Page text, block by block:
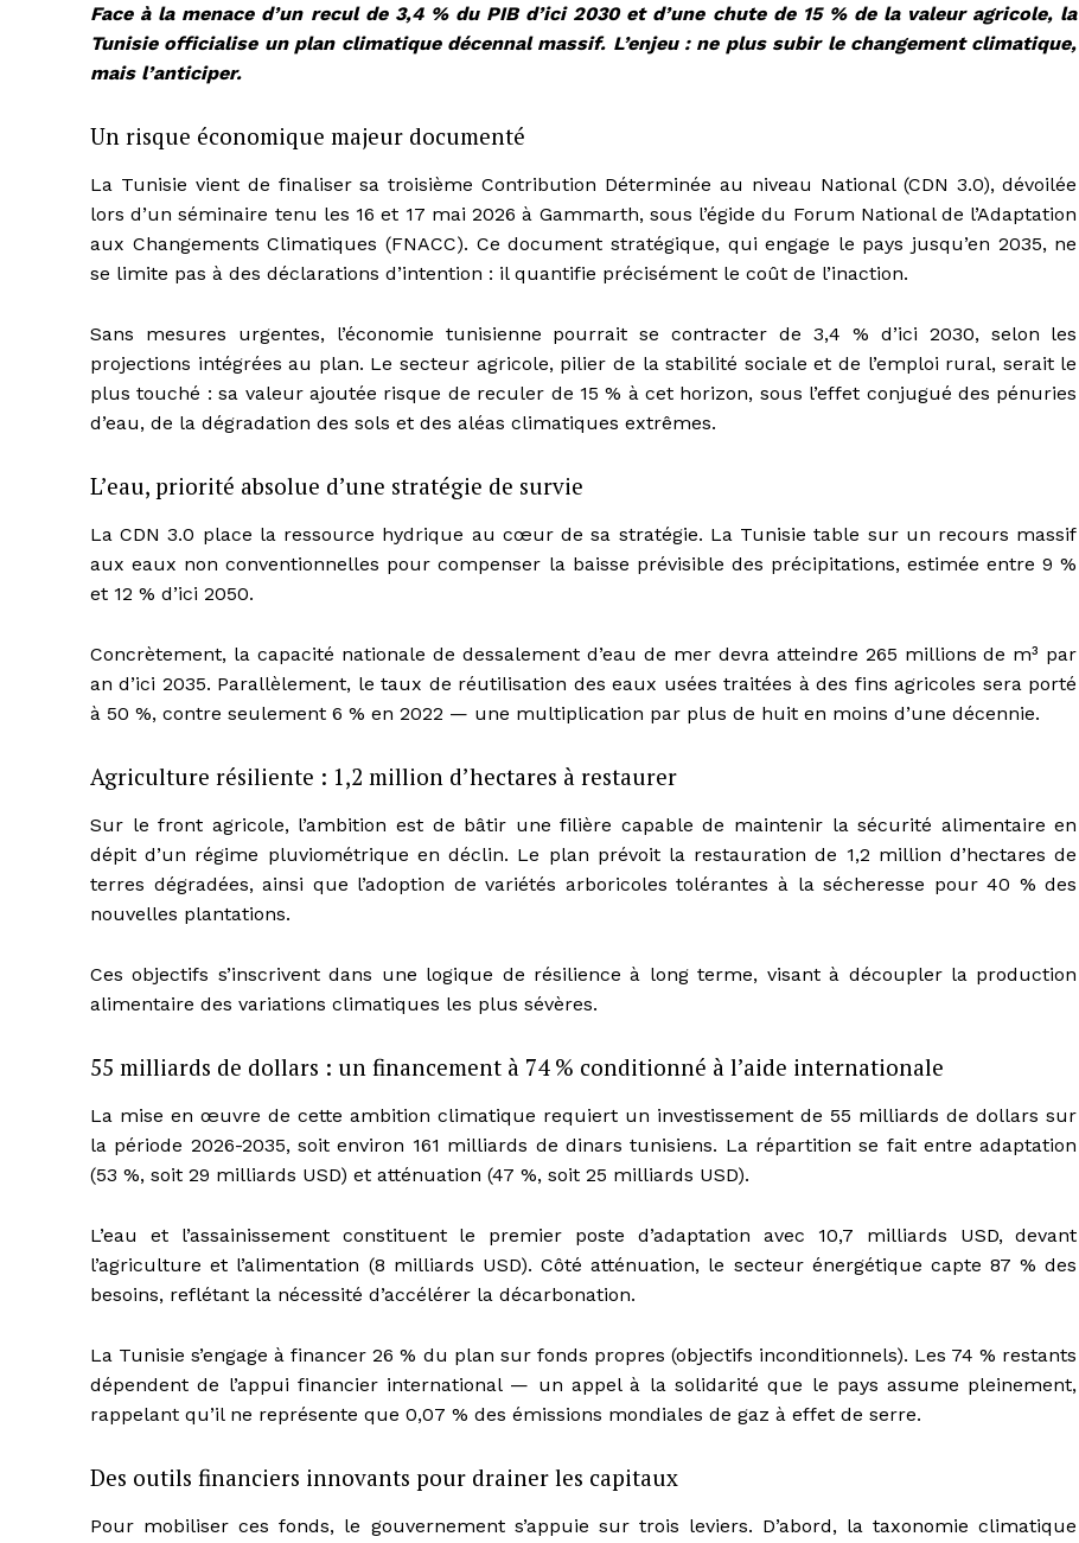
Face à la menace d’un recul de 3,4 % du PIB d’ici 2030 et d’une chute de 15 % de la valeur agricole, la
Tunisie officialise un plan climatique décennal massif. L’enjeu : ne plus subir le changement climatique,
mais l’anticiper.
Un risque économique majeur documenté
La Tunisie vient de finaliser sa troisième Contribution Déterminée au niveau National (CDN 3.0), dévoilée
lors d’un séminaire tenu les 16 et 17 mai 2026 à Gammarth, sous l’égide du Forum National de l’Adaptation
aux Changements Climatiques (FNACC). Ce document stratégique, qui engage le pays jusqu’en 2035, ne
se limite pas à des déclarations d’intention : il quantifie précisément le coût de l’inaction.
Sans mesures urgentes, l’économie tunisienne pourrait se contracter de 3,4 % d’ici 2030, selon les
projections intégrées au plan. Le secteur agricole, pilier de la stabilité sociale et de l’emploi rural, serait le
plus touché : sa valeur ajoutée risque de reculer de 15 % à cet horizon, sous l’effet conjugué des pénuries
d’eau, de la dégradation des sols et des aléas climatiques extrêmes.
L’eau, priorité absolue d’une stratégie de survie
La CDN 3.0 place la ressource hydrique au cœur de sa stratégie. La Tunisie table sur un recours massif
aux eaux non conventionnelles pour compenser la baisse prévisible des précipitations, estimée entre 9 %
et 12 % d’ici 2050.
Concrètement, la capacité nationale de dessalement d’eau de mer devra atteindre 265 millions de m³ par
an d’ici 2035. Parallèlement, le taux de réutilisation des eaux usées traitées à des fins agricoles sera porté
à 50 %, contre seulement 6 % en 2022 — une multiplication par plus de huit en moins d’une décennie.
Agriculture résiliente : 1,2 million d’hectares à restaurer
Sur le front agricole, l’ambition est de bâtir une filière capable de maintenir la sécurité alimentaire en
dépit d’un régime pluviométrique en déclin. Le plan prévoit la restauration de 1,2 million d’hectares de
terres dégradées, ainsi que l’adoption de variétés arboricoles tolérantes à la sécheresse pour 40 % des
nouvelles plantations.
Ces objectifs s’inscrivent dans une logique de résilience à long terme, visant à découpler la production
alimentaire des variations climatiques les plus sévères.
55 milliards de dollars : un financement à 74 % conditionné à l’aide internationale
La mise en œuvre de cette ambition climatique requiert un investissement de 55 milliards de dollars sur
la période 2026-2035, soit environ 161 milliards de dinars tunisiens. La répartition se fait entre adaptation
(53 %, soit 29 milliards USD) et atténuation (47 %, soit 25 milliards USD).
L’eau et l’assainissement constituent le premier poste d’adaptation avec 10,7 milliards USD, devant
l’agriculture et l’alimentation (8 milliards USD). Côté atténuation, le secteur énergétique capte 87 % des
besoins, reflétant la nécessité d’accélérer la décarbonation.
La Tunisie s’engage à financer 26 % du plan sur fonds propres (objectifs inconditionnels). Les 74 % restants
dépendent de l’appui financier international — un appel à la solidarité que le pays assume pleinement,
rappelant qu’il ne représente que 0,07 % des émissions mondiales de gaz à effet de serre.
Des outils financiers innovants pour drainer les capitaux
Pour mobiliser ces fonds, le gouvernement s’appuie sur trois leviers. D’abord, la taxonomie climatique